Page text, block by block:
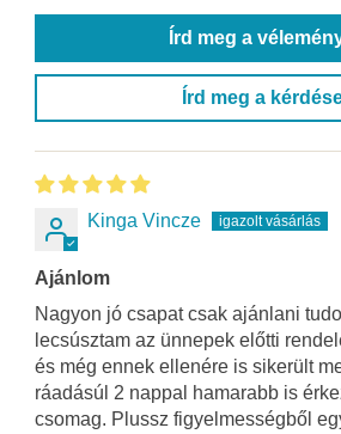
Írd meg a
Írd meg a
Kinga Vincze
Ajánlom
Nagyon jó csapat csak ajánlani
lecsúsztam az ünnepek előtti
és még ennek ellenére is sikerült
ráadásúl 2 nappal hamarabb is
csomag. Plussz figyelmességből